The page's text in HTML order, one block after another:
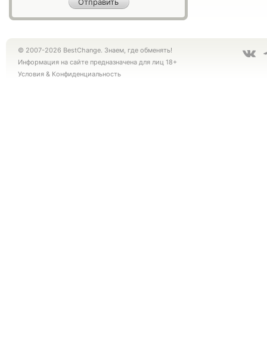
© 2007-2026 BestChange. Знаем, где обменять!
Информация на сайте предназначена для лиц 18+
Условия & Конфиденциальность